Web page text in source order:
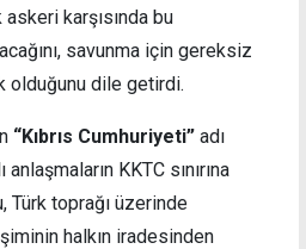
karşısında bu
savunma için gereksiz
olduğunu dile getirdi.
“Kıbrıs Cumhuriyeti” adı
anlaşmaların KKTC sınırına
Türk toprağı üzerinde
halkın iradesinden